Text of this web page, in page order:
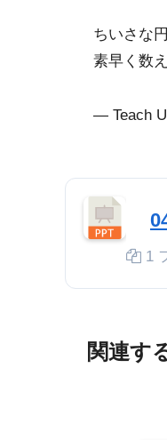
ちいさな
素早く数
— Teach
1
関連す